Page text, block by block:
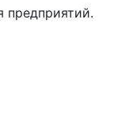
предприятий.